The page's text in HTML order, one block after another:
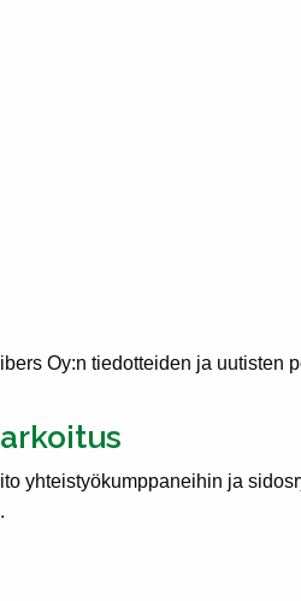
Oy:n tiedotteiden ja uutisten
yhteistyökumppaneihin ja